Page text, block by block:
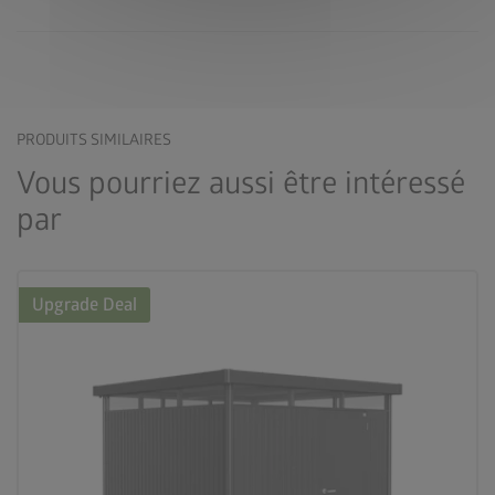
PRODUITS SIMILAIRES
Vous pourriez aussi être intéressé
par
Upgrade Deal